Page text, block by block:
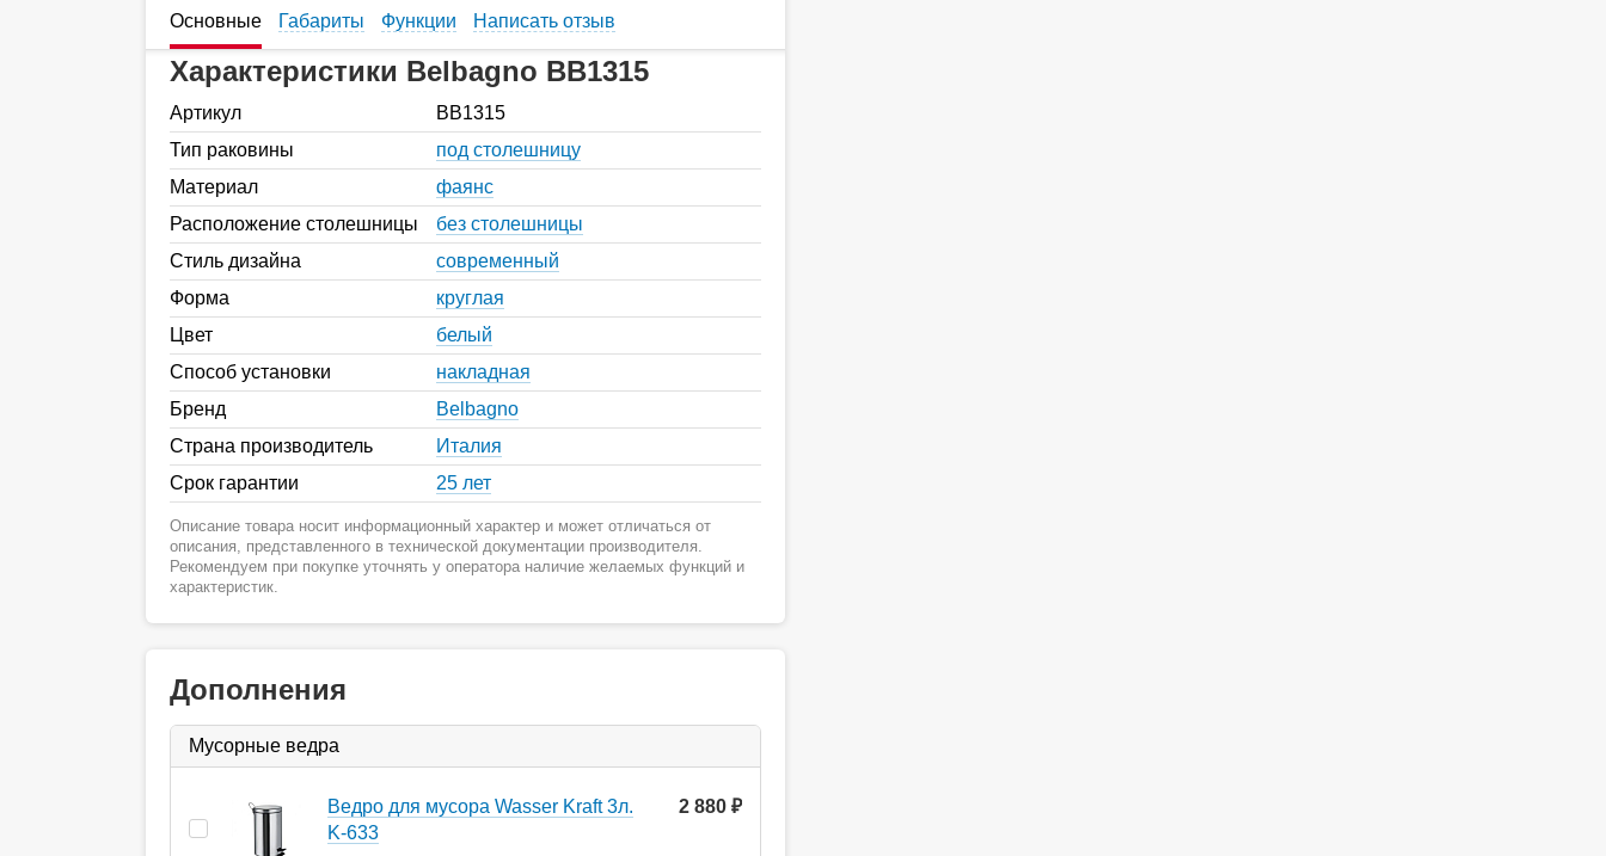
Основные Габариты Функции Написать отзыв
Характеристики Belbagno BB1315
Артикул
BB1315
Тип раковины
под столешницу
Материал
фаянс
Расположение столешницы
без столешницы
Стиль дизайна
современный
Форма
круглая
Цвет
белый
Способ установки
накладная
Бренд
Belbagno
Страна производитель
Италия
Срок гарантии
25 лет
Описание товара носит информационный характер и может отличаться от
описания, представленного в технической документации производителя.
Рекомендуем при покупке уточнять у оператора наличие желаемых функций и
характеристик.
Дополнения
Мусорные ведра
Ведро для мусора Wasser Kraft 3л.
K-633
2 880